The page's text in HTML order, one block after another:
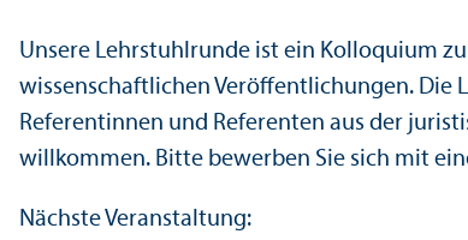
Unsere Lehr­stuhl­runde ist ein Kolloquium
wissenschaft­lichen Veröffentlichungen. Die
Referentinnen und Referenten aus der
willkommen. Bitte bewerben Sie sich mit
Nächste Veranstaltung: